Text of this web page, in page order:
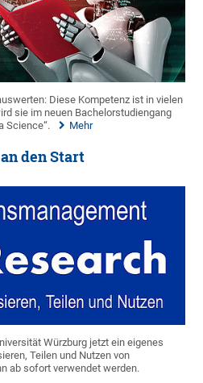
Diese Kompetenz ist in vielen
sie im neuen Bachelorstudiengang
Science“.
Mehr
den Start
Würzburg jetzt ein eigenes
Teilen und Nutzen von
ab sofort verwendet werden.